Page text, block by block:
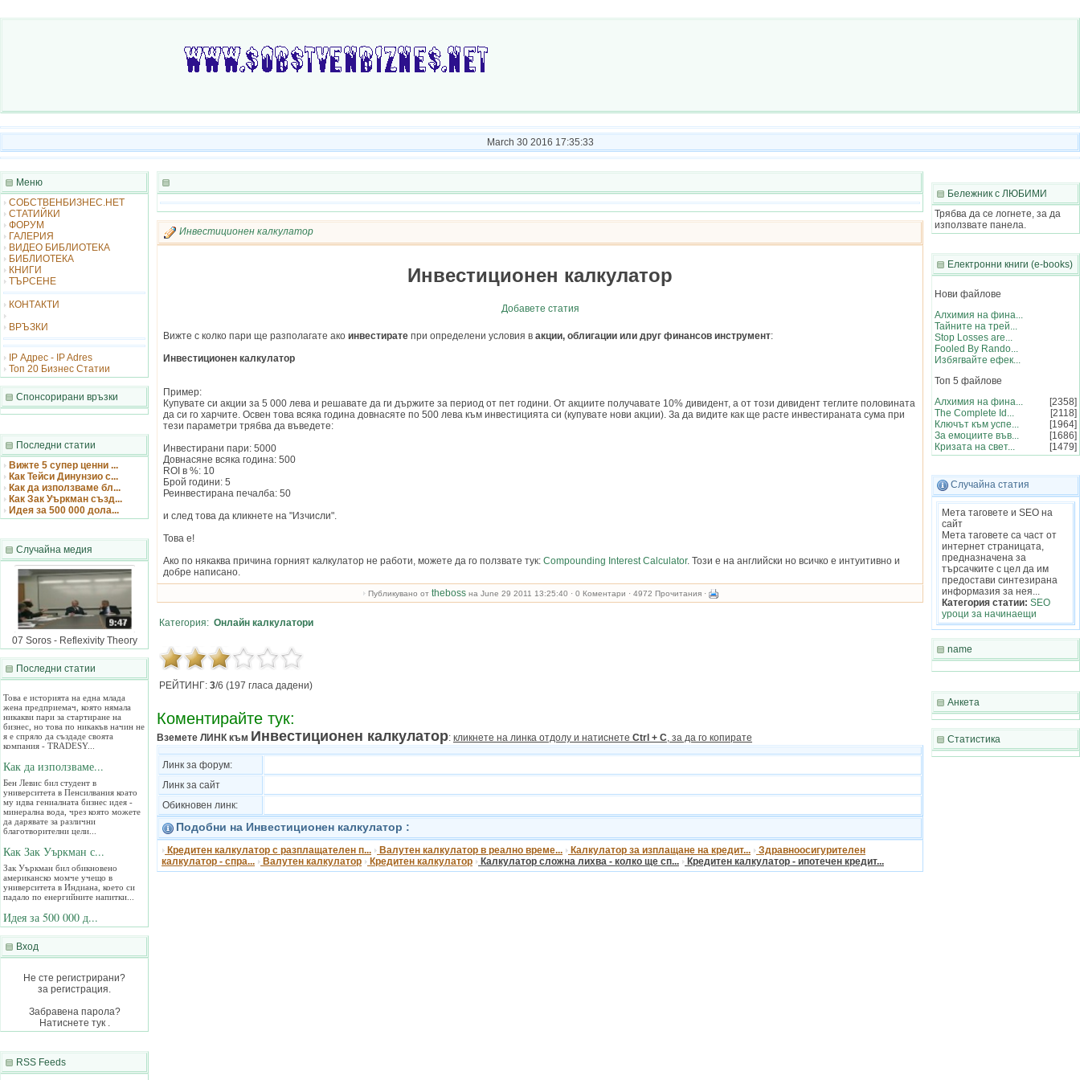
March 30 2016 17:35:33
Меню
СОБСТВЕНБИЗНЕС.НЕТ
СТАТИЙКИ
ФОРУМ
ГАЛЕРИЯ
ВИДЕО БИБЛИОТЕКА
БИБЛИОТЕКА
КНИГИ
ТЪРСЕНЕ
КОНТАКТИ
ВРЪЗКИ
IP Адрес - IP Adres
Топ 20 Бизнес Статии
Спонсорирани връзки
Последни статии
Вижте 5 супер ценни ...
Как Тейси Динунзио с...
Как да използваме бл...
Как Зак Уъркман създ...
Идея за 500 000 дола...
Случайна медия
07 Soros - Reflexivity Theory
Последни статии
Как Тейси Динунзи...
жена предприемач, която нямала
никакви пари за стартиране на
бизнес, но това по никакъв начин не
я е спряло да създаде своята
компания - TRADESY...
Как да използваме...
Бен Левис бил студент в
университета в Пенсилвания коато
му идва гениалната бизнес идея -
минерална вода, чрез която можете
да дарявате за различни
благотворителни цели...
Как Зак Уъркман с...
Зак Уъркман бил обикновено
американско момче учещо в
университета в Индиана, което си
падало по енергийните напитки...
Идея за 500 000 д...
Браян Лаурангрокс си имал хоби да
продава разни неща по Интернет.
Започнал с това си занимание през
2004 като в началото дълго се чудел
Вижте 5 супер цен...
една статийка, която доста ми
хареса - 5 важни урока в живота...
Вход
Не сте регистрирани?
за регистрация.
Забравена парола?
Натиснете тук .
RSS Feeds
Инвестиционен калкулатор
Инвестиционен калкулатор
Добавете статия
Вижте с колко пари ще разполагате ако инвестирате при определени условия в акции, облигации или друг финансов инструмент:
Инвестиционен калкулатор
Пример:
Купувате си акции за 5 000 лева и решавате да ги държите за период от пет години. От акциите получавате 10% дивидент, а от този дивидент теглите половината
да си го харчите. Освен това всяка година довнасяте по 500 лева към инвестицията си (купувате нови акции). За да видите как ще расте инвестираната сума при
тези параметри трябва да въведете:
Инвестирани пари: 5000
Довнасяне всяка година: 500
ROI в %: 10
Брой години: 5
Реинвестирана печалба: 50
и след това да кликнете на "Изчисли".
Това е!
Ако по някаква причина горният калкулатор не работи, можете да го ползвате тук: Compounding Interest Calculator. Този е на английски но всичко е интуитивно и
добре написано.
Публикувано от thebossна June 29 2011 13:25:40 · 0 Коментари · 4972 Прочитания ·
Категория: Онлайн калкулатори
РЕЙТИНГ: 3/6 (197 гласа дадени)
Коментирайте тук:
Вземете ЛИНК към Инвестиционен калкулатор: кликнете на линка отдолу и натиснете Ctrl + C, за да го копирате
Линк за форум:
Линк за сайт
Обикновен линк:
Подобни на Инвестиционен калкулатор :
Кредитен калкулатор с разплащателен п... Валутен калкулатор в реално време... Калкулатор за изплащaне на кредит...
Здравноосигурителен
калкулатор - спра...
Валутен калкулатор Кредитен калкулатор Калкулатор сложна лихва - колко ще сп... Кредитен калкулатор - ипотечен кредит...
Бележник с ЛЮБИМИ
Трябва да се логнете, за да
използвате панела.
Електронни книги (e-books)
Нови файлове
Алхимия на фина...
Тайните на трей...
Stop Losses are...
Fooled By Rando...
Избягвайте ефек...
Топ 5 файлове
Алхимия на фина...
[2358]
The Complete Id...
[2118]
Ключът към успе...
[1964]
За емоциите във...
[1686]
Кризата на свет...
[1479]
Случайна статия
Мета таговете и SEO на
сайт
Мета таговете са част от
интернет страницата,
предназначена за
търсачките с цел да им
предостави синтезирана
информазия за нея...
Категория статии: SEO
уроци за начинаещи
name
Анкета
Статистика